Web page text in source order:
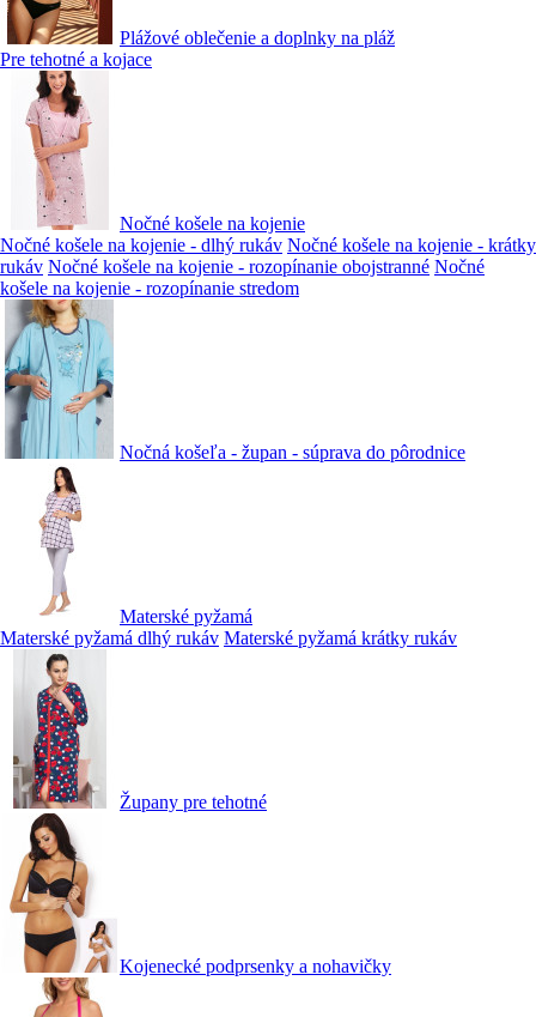
Plážové oblečenie a doplnky na pláž
Pre tehotné a kojace
Nočné košele na kojenie
Nočné košele na kojenie - dlhý rukáv Nočné košele na kojenie - krátky
rukáv Nočné košele na kojenie - rozopínanie obojstranné Nočné
košele na kojenie - rozopínanie stredom
Nočná košeľa - župan - súprava do pôrodnice
Materské pyžamá
Materské pyžamá dlhý rukáv Materské pyžamá krátky rukáv
Župany pre tehotné
Kojenecké podprsenky a nohavičky